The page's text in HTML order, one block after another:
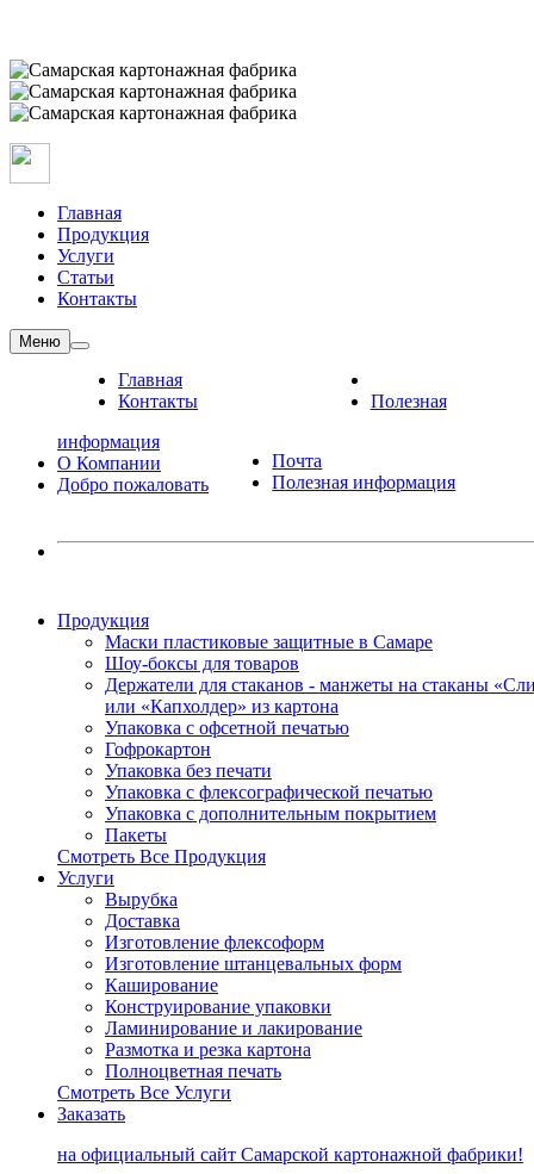
Главная
Продукция
Услуги
Статьи
Контакты
Меню
Главная
Контакты
Почта
Полезная информация
Продукция
Маски пластиковые защитные в Самаре
Шоу-боксы для товаров
Держатели для стаканов - манжеты на стаканы
или «Капхолдер» из картона
Упаковка с офсетной печатью
Гофрокартон
Упаковка без печати
Упаковка с флексографической печатью
Упаковка с дополнительным покрытием
Пакеты
Смотреть Все Продукция
Услуги
Вырубка
Доставка
Изготовление флексоформ
Изготовление штанцевальных форм
Каширование
Конструирование упаковки
Ламинирование и лакирование
Размотка и резка картона
Полноцветная печать
Смотреть Все Услуги
Заказать
Полезная
информация
О Компании
Добро пожаловать
на официальный сайт Самарской картонажной фабрики!